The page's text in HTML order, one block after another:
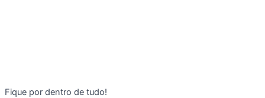
Fique por dentro de tudo!